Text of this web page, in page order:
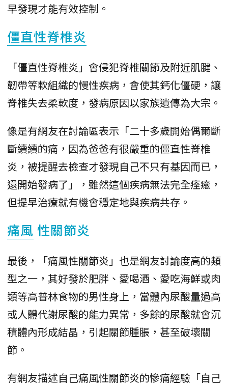
早發現才能有效控制。
僵直性脊椎炎
「僵直性脊椎炎」會侵犯脊椎關節及附近肌腱、
韌帶等軟組織的慢性疾病，會使其鈣化僵硬，讓
脊椎失去柔軟度，發病原因以家族遺傳為大宗。
像是有網友在討論區表示「二十多歲開始偶爾斷
斷續續的痛，因為爸爸有很嚴重的僵直性脊椎
炎，被提醒去檢查才發現自己不只有基因而已，
還開始發病了」，雖然這個疾病無法完全痊癒，
但提早治療就有機會穩定地與疾病共存。
痛風 性關節炎
最後，「痛風性關節炎」也是網友討論度高的類
型之一，其好發於肥胖、愛喝酒、愛吃海鮮或肉
類等高普林食物的男性身上，當體內尿酸量過高
或人體代謝尿酸的能力異常，多餘的尿酸就會沉
積體內形成結晶，引起關節腫脹，甚至破壞關
節。
有網友描述自己痛風性關節炎的慘痛經驗「自己